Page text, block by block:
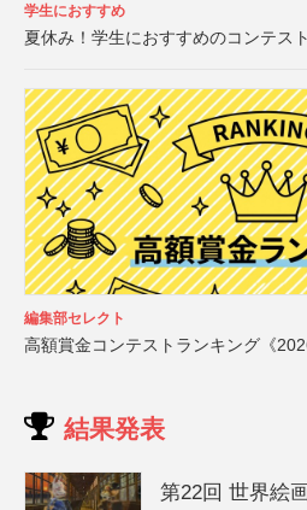
学生におすすめ
夏休み！学生におすすめのコンテス
編集部セレクト
高額賞金コンテストランキング《
結果発表
第22回 世界絵